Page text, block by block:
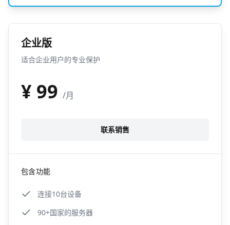
企业版
适合企业用户的专业保护
¥ 99 /月
联系销售
包含功能
连接10台设备
90+国家的服务器